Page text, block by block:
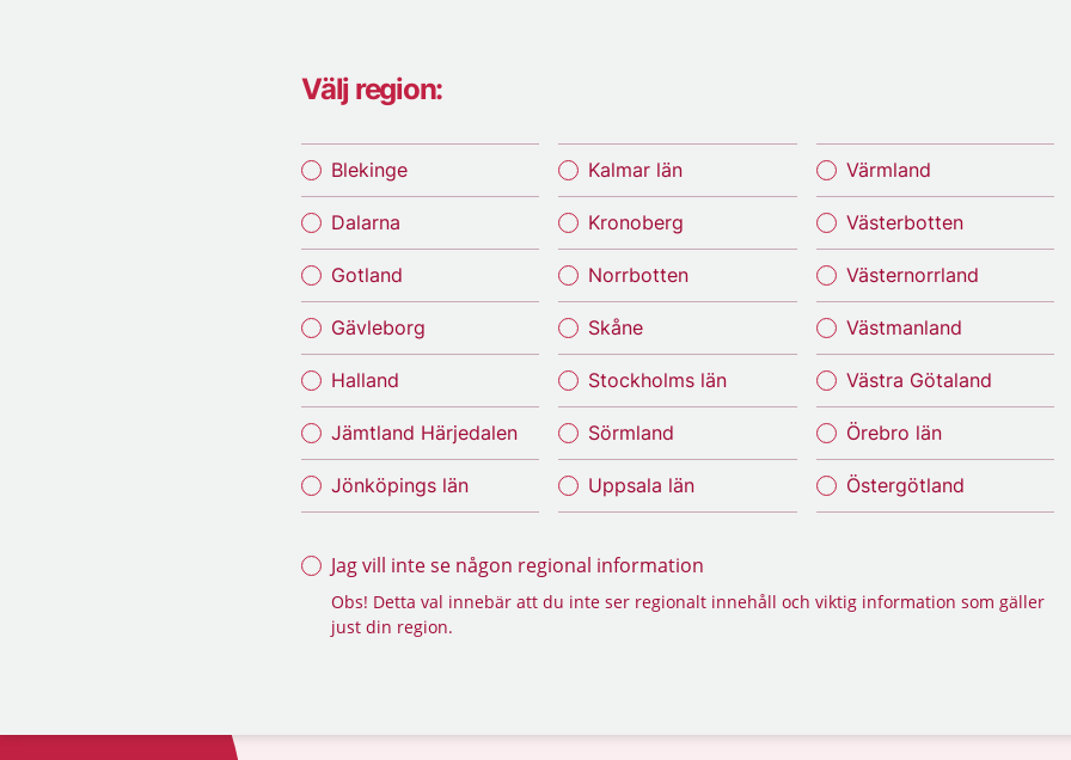
Välj region:
Blekinge
Dalarna
Gotland
Gävleborg
Halland
Jämtland Härjedalen
Jönköpings län
Kalmar län
Kronoberg
Norrbotten
Skåne
Stockholms län
Sörmland
Uppsala län
Värmland
Västerbotten
Västernorrland
Västmanland
Västra Götaland
Örebro län
Östergötland
Jag vill inte se någon regional information
Obs! Detta val innebär att du inte ser regionalt innehåll och viktig information som gäller
just din region.